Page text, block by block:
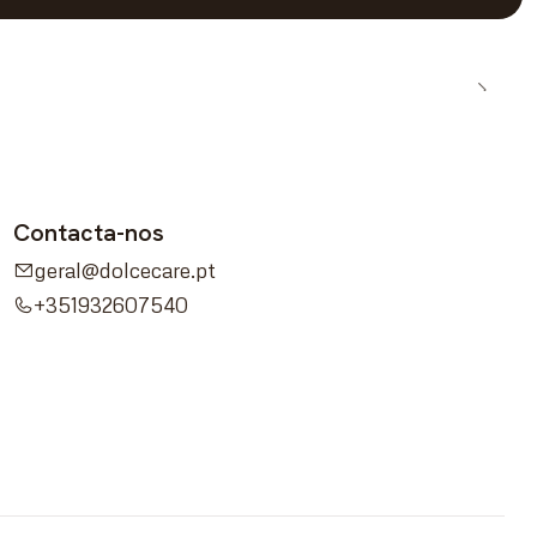
Contacta-nos
geral@dolcecare.pt
+351932607540